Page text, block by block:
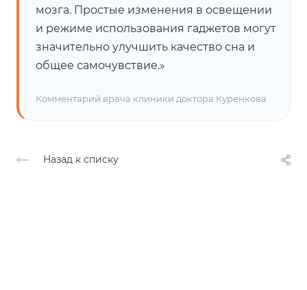
мозга. Простые изменения в освещении
и режиме использования гаджетов могут
значительно улучшить качество сна и
общее самочувствие.»
Комментарий врача клиники доктора Куренкова
Назад к списку